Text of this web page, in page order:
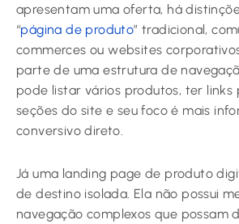
apresentam uma oferta, há
“página de produto” tradicional,
commerces ou websites
parte de uma estrutura de
pode listar vários produtos, ter links
seções do site e seu foco é mais
conversivo direto.
Já uma landing page de produto
de destino isolada. Ela não possui
navegação complexos que possam